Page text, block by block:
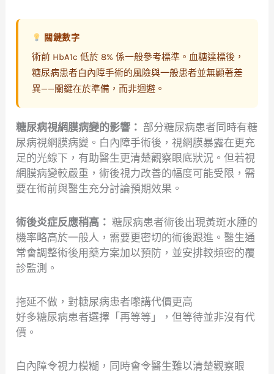
關鍵數字
術前 HbA1c 低於 8% 係一般參考標準。血糖達標後，
糖尿病患者白內障手術的風險與一般患者並無顯著差
異——關鍵在於準備，而非迴避。
糖尿病視網膜病變的影響： 部分糖尿病患者同時有糖
尿病視網膜病變。白內障手術後，視網膜暴露在更充
足的光線下，有助醫生更清楚觀察眼底狀況。但若視
網膜病變較嚴重，術後視力改善的幅度可能受限，需
要在術前與醫生充分討論預期效果。
術後炎症反應稍高： 糖尿病患者術後出現黃斑水腫的
機率略高於一般人，需要更密切的術後跟進。醫生通
常會調整術後用藥方案加以預防，並安排較頻密的覆
診監測。
拖延不做，對糖尿病患者嚟講代價更高
好多糖尿病患者選擇「再等等」，但等待並非沒有代
價。
白內障令視力模糊，同時會令醫生難以清楚觀察眼